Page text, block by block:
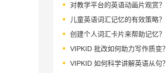
对教学平台的英语动画片观赏？
儿童英语词汇记忆的有效策略？
创建个人词汇卡片来帮助记忆？
VIPKID 批改如何助力写作质变？
VIPKID 如何科学讲解英语从句？